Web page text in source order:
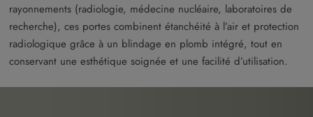
rayonnements (radiologie, médecine nucléaire, laboratoires de
recherche), ces portes combinent étanchéité à l’air et protection
radiologique grâce à un blindage en plomb intégré, tout en
conservant une esthétique soignée et une facilité d’utilisation.